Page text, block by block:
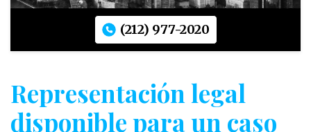
(212) 977-2020
Representación legal
disponible para un caso